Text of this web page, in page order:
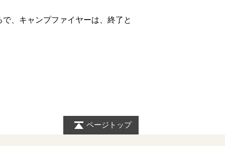
、キャンプファイヤーは、終了と
ページトップ